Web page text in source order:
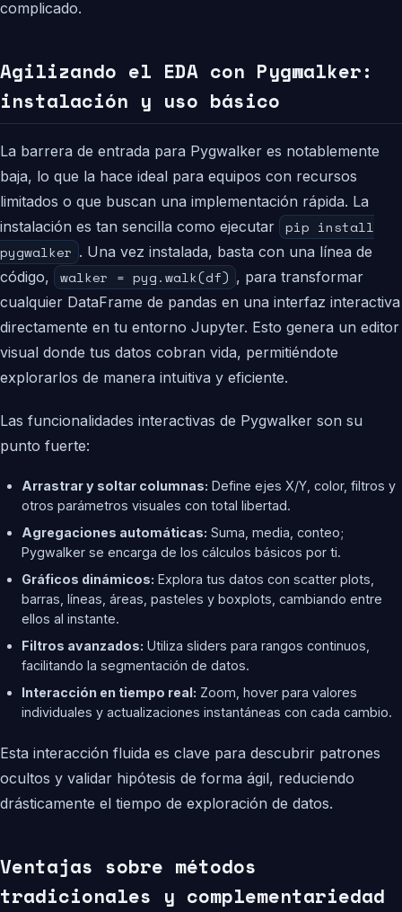
complicado.
Agilizando el EDA con Pygwalker:
instalación y uso básico
La barrera de entrada para Pygwalker es notablemente
baja, lo que la hace ideal para equipos con recursos
limitados o que buscan una implementación rápida. La
instalación es tan sencilla como ejecutar pip install
pygwalker . Una vez instalada, basta con una línea de
código,
walker = pyg.walk(df) , para transformar
cualquier DataFrame de pandas en una interfaz interactiva
directamente en tu entorno Jupyter. Esto genera un editor
visual donde tus datos cobran vida, permitiéndote
explorarlos de manera intuitiva y eficiente.
Las funcionalidades interactivas de Pygwalker son su
punto fuerte:
Arrastrar y soltar columnas: Define ejes X/Y, color, filtros y
otros parámetros visuales con total libertad.
Agregaciones automáticas: Suma, media, conteo;
Pygwalker se encarga de los cálculos básicos por ti.
Gráficos dinámicos: Explora tus datos con scatter plots,
barras, líneas, áreas, pasteles y boxplots, cambiando entre
ellos al instante.
Filtros avanzados: Utiliza sliders para rangos continuos,
facilitando la segmentación de datos.
Interacción en tiempo real: Zoom, hover para valores
individuales y actualizaciones instantáneas con cada cambio.
Esta interacción fluida es clave para descubrir patrones
ocultos y validar hipótesis de forma ágil, reduciendo
drásticamente el tiempo de exploración de datos.
Ventajas sobre métodos
tradicionales y complementariedad